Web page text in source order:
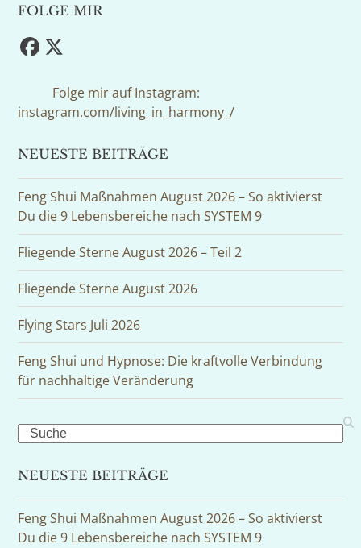
FOLGE MIR
Facebook
Twitter
Folge mir auf Instagram:
instagram.com/living_in_harmony_/
NEUESTE BEITRÄGE
Feng Shui Maßnahmen August 2026 – So aktivierst
Du die 9 Lebensbereiche nach SYSTEM 9
Fliegende Sterne August 2026 – Teil 2
Fliegende Sterne August 2026
Flying Stars Juli 2026
Feng Shui und Hypnose: Die kraftvolle Verbindung
für nachhaltige Veränderung
Search
NEUESTE BEITRÄGE
Feng Shui Maßnahmen August 2026 – So aktivierst
Du die 9 Lebensbereiche nach SYSTEM 9